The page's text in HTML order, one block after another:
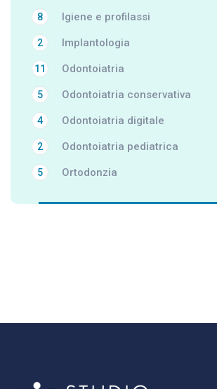
Igiene e profilassi
8
Implantologia
2
Odontoiatria
11
Odontoiatria conservativa
5
Odontoiatria digitale
4
Odontoiatria pediatrica
2
Ortodonzia
5